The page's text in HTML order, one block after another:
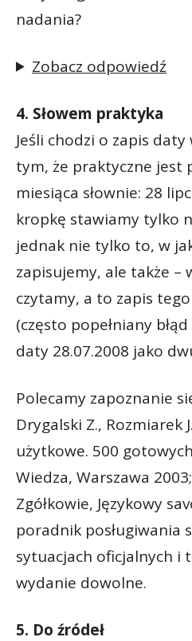
nadania?
Zobacz odpowiedź
4. Słowem praktyka
Jeśli chodzi o zapis
tym, że praktyczne jest
miesiąca słownie: 28
kropkę stawiamy tylko
jednak nie tylko to, w
zapisujemy, ale także –
czytamy, a to zapis
(często popełniany
daty 28.07.2008 jako
Polecamy zapoznanie
Drygalski Z., Rozmiarek
użytkowe. 500
Wiedza, Warszawa
Zgółkowie, Językowy
poradnik posługiwania
sytuacjach oficjalnych i
wydanie dowolne.
5. Do źródeł